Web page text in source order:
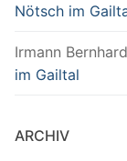
Nötsch im
Irmann Bernhard
im Gailtal
ARCHIV